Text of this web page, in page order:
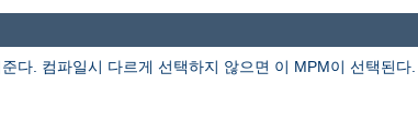
다. 컴파일시 다르게 선택하지 않으면 이 MPM이 선택된다.